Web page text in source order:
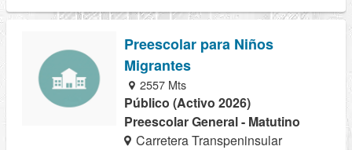
Preescolar para Niños
Migrantes
2557 Mts
Público (Activo 2026)
Preescolar General - Matutino
Carretera Transpeninsular